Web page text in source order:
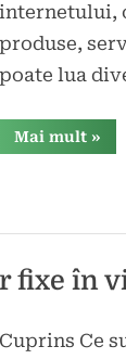
internetului,
produse,
poate lua
Mai mult
te
»
în
Cuprins Ce